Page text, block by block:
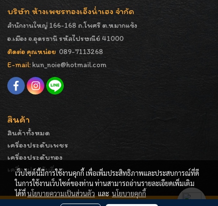
บริษัท ห้างเพชรทองเอ็งน่ำเฮง จำกัด
สำนักงานใหญ่ 166-168 ถ.โพศรี ต.หมากแข้ง
อ.เมือง จ.อุดรธานี รหัสไปรษณีย์ 41000
ติดต่อ คุณหน่อย 089-7113268
E-mail: kun_noie@hotmail.com
สินค้า
สินค้าทั้งหมด
เครื่องประดับเพชร
เครื่องประดับทอง
เครื่องประดับอื่นๆ
เว็บไซต์นี้มีการใช้งานคุกกี้ เพื่อเพิ่มประสิทธิภาพและประสบการณ์ที่ดี
ในการใช้งานเว็บไซต์ของท่าน ท่านสามารถอ่านรายละเอียดเพิ่มเติม
ได้ที่นโยบายความเป็นส่วนตัว และ นโยบายคุกกี้